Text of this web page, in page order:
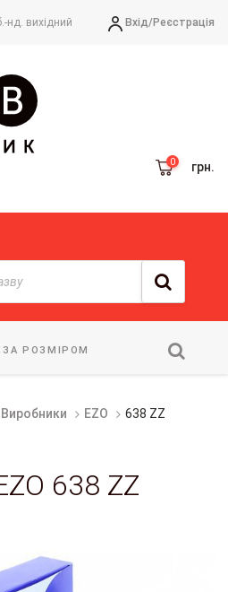
нд. вихідний Вхід/Реєстрація
грн.
РОЗМІРОМ
Виробники EZO 638 ZZ
638 ZZ